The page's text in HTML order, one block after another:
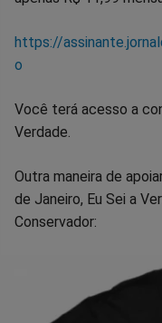
https://
o
Você terá acesso a
Verdade.
Outra maneira de
de Janeiro, Eu Sei a
Conservador: